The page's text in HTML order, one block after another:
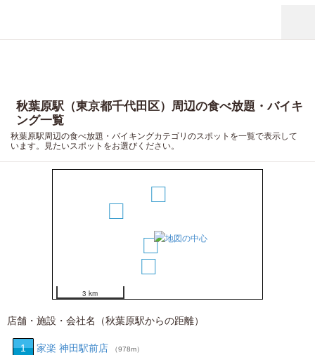
秋葉原駅（東京都千代田区）周辺の食べ放題・バイキ
ング一覧
秋葉原駅周辺の食べ放題・バイキングカテゴリのスポットを一覧で表示して
います。見たいスポットをお選びください。
3 km
店舗・施設・会社名（秋葉原駅からの距離）
1 家楽 神田駅前店 （978m）